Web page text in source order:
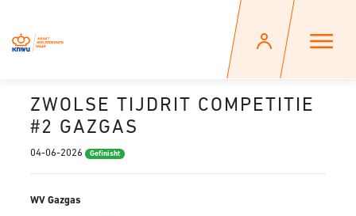
ZWOLSE TIJDRIT COMPETITIE
#2 GAZGAS
04-06-2026 Gefinisht
WV Gazgas